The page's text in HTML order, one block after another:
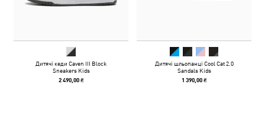
Дитячі кеди Caven III Block
Sneakers Kids
2 490,00 ₴
Дитячі шльопанці Cool Cat 2.0
Sandals Kids
1 390,00 ₴